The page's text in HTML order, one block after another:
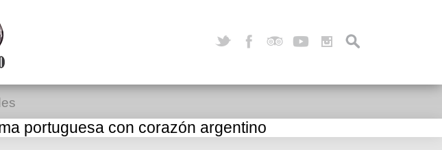
portuguesa con corazón argentino